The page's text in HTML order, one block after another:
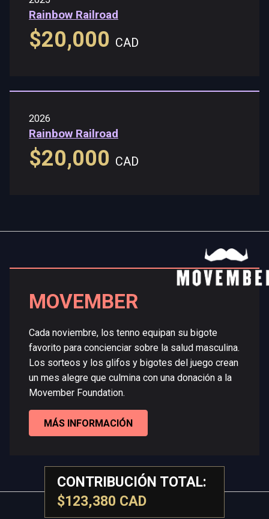
Rainbow Railroad
$20,000 CAD
2026
Rainbow Railroad
$20,000 CAD
MOVEMBER
Cada noviembre, los tenno equipan su bigote
favorito para concienciar sobre la salud masculina.
Los sorteos y los glifos y bigotes del juego crean
un mes alegre que culmina con una donación a la
Movember Foundation.
MÁS INFORMACIÓN
CONTRIBUCIÓN TOTAL:
$123,380 CAD